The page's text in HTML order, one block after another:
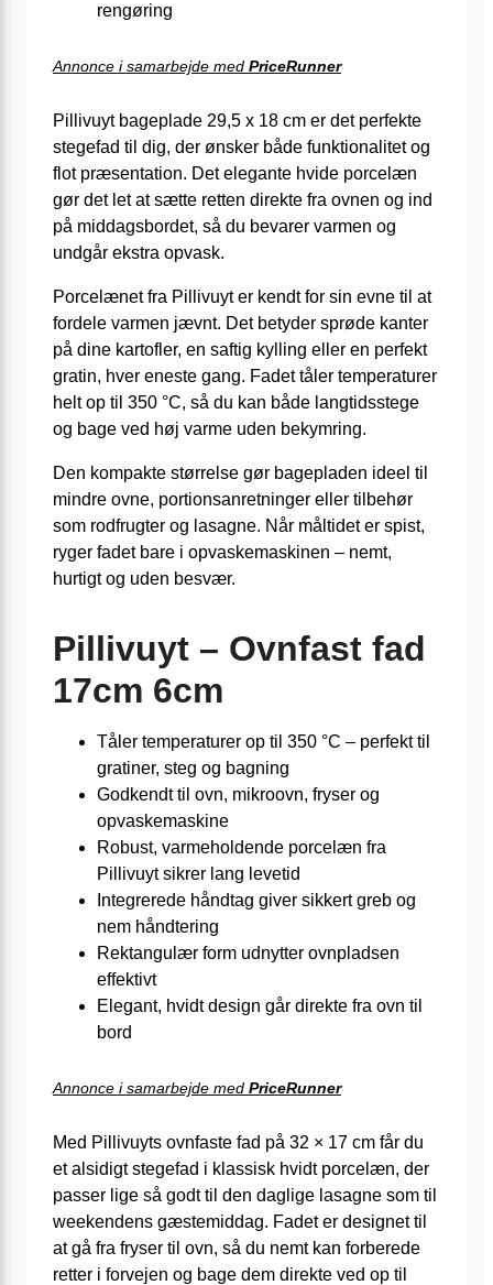
rengøring
Annonce i samarbejde med PriceRunner
Pillivuyt bageplade 29,5 x 18 cm er det perfekte
stegefad til dig, der ønsker både funktionalitet og
flot præsentation. Det elegante hvide porcelæn
gør det let at sætte retten direkte fra ovnen og ind
på middagsbordet, så du bevarer varmen og
undgår ekstra opvask.
Porcelænet fra Pillivuyt er kendt for sin evne til at
fordele varmen jævnt. Det betyder sprøde kanter
på dine kartofler, en saftig kylling eller en perfekt
gratin, hver eneste gang. Fadet tåler temperaturer
helt op til 350 °C, så du kan både langtidsstege
og bage ved høj varme uden bekymring.
Den kompakte størrelse gør bagepladen ideel til
mindre ovne, portionsanretninger eller tilbehør
som rodfrugter og lasagne. Når måltidet er spist,
ryger fadet bare i opvaskemaskinen – nemt,
hurtigt og uden besvær.
Pillivuyt – Ovnfast fad
17cm 6cm
Tåler temperaturer op til 350 °C – perfekt til
gratiner, steg og bagning
Godkendt til ovn, mikroovn, fryser og
opvaskemaskine
Robust, varmeholdende porcelæn fra
Pillivuyt sikrer lang levetid
Integrerede håndtag giver sikkert greb og
nem håndtering
Rektangulær form udnytter ovnpladsen
effektivt
Elegant, hvidt design går direkte fra ovn til
bord
Annonce i samarbejde med PriceRunner
Med Pillivuyts ovnfaste fad på 32 × 17 cm får du
et alsidigt stegefad i klassisk hvidt porcelæn, der
passer lige så godt til den daglige lasagne som til
weekendens gæstemiddag. Fadet er designet til
at gå fra fryser til ovn, så du nemt kan forberede
retter i forvejen og bage dem direkte ved op til